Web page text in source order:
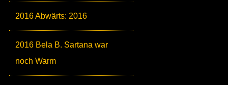
2016 Abwärts: 2016
2016 Bela B. Sartana war
noch Warm